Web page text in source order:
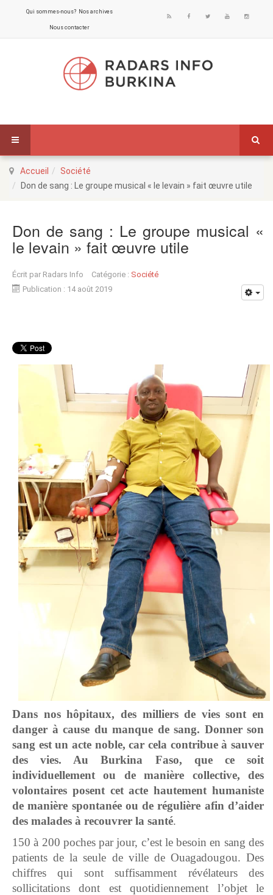
Qui sommes-nous? Nos archives
Nous contacter
Accueil
Société
Don de sang : Le groupe musical « le levain » fait œuvre utile
Don de sang : Le groupe musical «
le levain » fait œuvre utile
Écrit par Radars Info Catégorie : Société
Publication : 14 août 2019
Dans nos hôpitaux, des milliers de vies sont en
danger à cause du manque de sang. Donner son
sang est un acte noble, car cela contribue à sauver
des vies. Au Burkina Faso, que ce soit
individuellement ou de manière collective, des
volontaires posent cet acte hautement humaniste
de manière spontanée ou de régulière afin d’aider
des malades à recouvrer la santé.
150 à 200 poches par jour, c’est le besoin en sang des
patients de la seule de ville de Ouagadougou. Des
chiffres qui sont suffisamment révélateurs des
sollicitations dont est quotidiennement l’objet le